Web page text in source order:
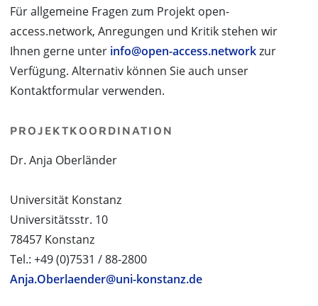
Für allgemeine Fragen zum Projekt open-
access.network, Anregungen und Kritik stehen wir
Ihnen gerne unter info@open-access.networkzur
Verfügung. Alternativ können Sie auch unser
Kontaktformular verwenden.
PROJEKTKOORDINATION
Dr. Anja Oberländer
Universität Konstanz
Universitätsstr. 10
78457 Konstanz
Tel.: +49 (0)7531 / 88-2800
Anja.Oberlaender@uni-konstanz.de